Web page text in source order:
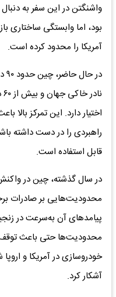
واشنگتن در این سفر به
بود، اما وابستگی ساختاری
آمریکا را محدود کرده است.
اختیار دارد. این تمرکز بالا
راهبردی را در دست داشته
قابل استفاده است.
در سال گذشته، چین در
محدودیت‌هایی بر صادرات
پیامدهای آن به‌سرعت در
محدودیت‌ها حتی باعث توقف
خودروسازی در آمریکا و
آشکار کرد.